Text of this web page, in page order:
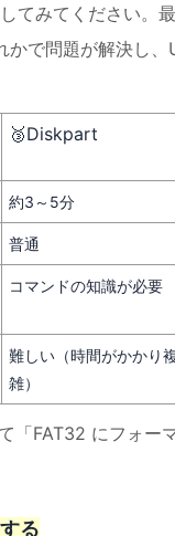
てみてください。
で問題が解決し、
🥉Diskpart
約3～5分
普通
コマンドの知識が必要
難しい（時間がかかり
雑）
「FAT32 にフォー
る